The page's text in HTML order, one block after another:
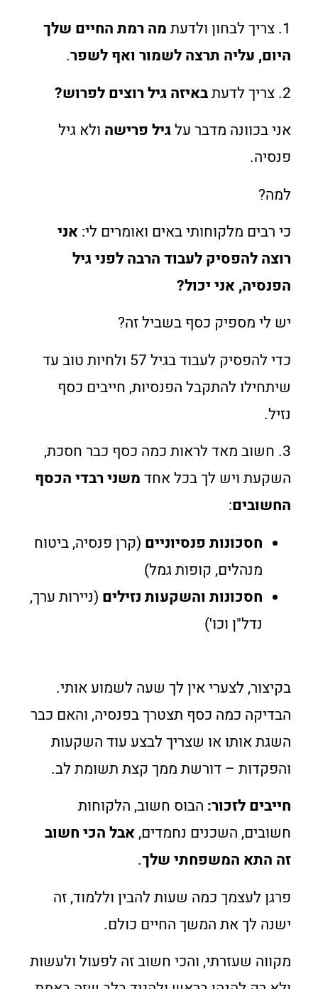
1. צריך לבחון ולדעת
מה רמת החיים שלך
היום, עליה תרצה לשמור ואף לשפר.
2. צריך לדעת
באיזה גיל רוצים לפרוש?
אני בכוונה מדבר עלגיל פרישה ולא גיל
פנסיה.
למה?
כי רבים מלקוחותי באים ואומרים לי:אני
רוצה להפסיק לעבוד הרבה לפני גיל
הפנסיה, אני יכול?
יש לי מספיק כסף בשביל זה?
כדי להפסיק לעבוד בגיל 57 ולחיות טוב עד
שיתחילו להתקבל הפנסיות, חייבים כסף
נזיל.
3. חשוב מאד לראות כמה כסף כבר חסכת,
השקעת ויש לך בכל אחדמשני רבדי הכסף
החשובים:
חסכונות פנסיוניים (קרן פנסיה, ביטוח
מנהלים, קופות גמל)
חסכונות והשקעות נזילים (ניירות ערך,
נדל"ן וכו')
בקיצור, לצערי אין לך שעה לשמוע אותי.
הבדיקה כמה כסף תצטרך בפנסיה, והאם כבר
השגת אותו או שצריך לבצע עוד השקעות
והפקדות – דורשת ממך קצת תשומת לב.
חייבים לזכור: הבוס חשוב, הלקוחות
חשובים, השכנים נחמדים,אבל הכי חשוב
זה התא המשפחתי שלך.
פרגן לעצמך כמה שעות להבין וללמוד, זה
ישנה לך את המשך החיים כולם.
מקווה שעזרתי, והכי חשוב זה לפעול ולעשות